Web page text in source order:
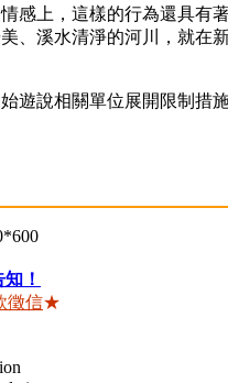
上，這樣的行為還具有
、溪水清淨的河川，就在
說相關單位展開限制措
！
徵信★